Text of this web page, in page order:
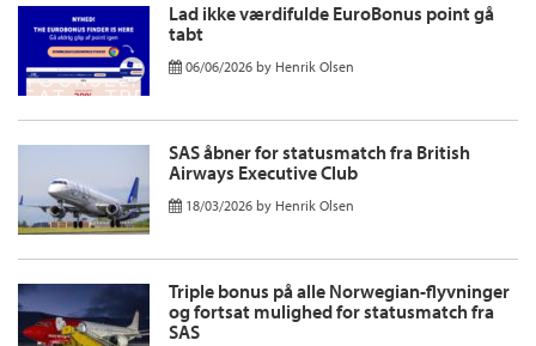
Lad ikke værdifulde EuroBonus point gå
tabt
06/06/2026 by Henrik Olsen
SAS åbner for statusmatch fra British
Airways Executive Club
18/03/2026 by Henrik Olsen
Triple bonus på alle Norwegian-flyvninger
og fortsat mulighed for statusmatch fra
SAS